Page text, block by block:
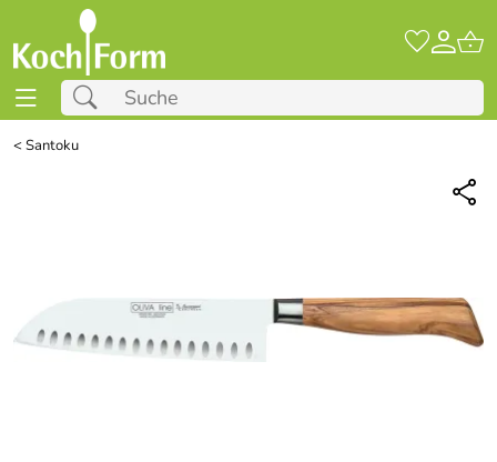
<Santoku